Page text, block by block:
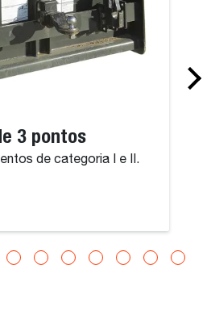
3 pontos
de categoria I e II.